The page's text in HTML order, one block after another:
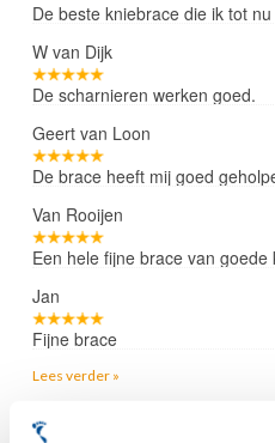
De beste kniebrace die ik tot
W van Dijk
De scharnieren werken goed.
Geert van Loon
De brace heeft mij goed
Van Rooijen
Een hele fijne brace van goede
Jan
Fijne brace
Lees verder »